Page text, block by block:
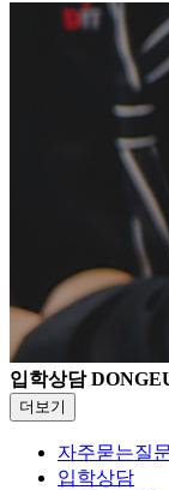
입학상담
더보기
자주묻는질
입학상담